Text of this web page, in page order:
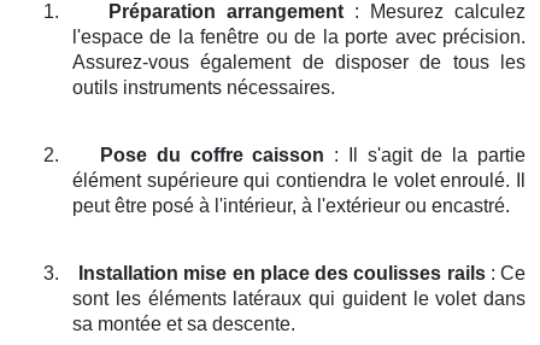
1. Préparation arrangement: Mesurez calculez
l'espace de la fenêtre ou de la porte avec précision.
Assurez-vous également de disposer de tous les
outils instruments nécessaires.
2. Pose du coffre caisson : Il s'agit de la partie
élément supérieure qui contiendra le volet enroulé. Il
peut être posé à l'intérieur, à l'extérieur ou encastré.
3. Installation mise en place des coulisses rails: Ce
sont les éléments latéraux qui guident le volet dans
sa montée et sa descente.